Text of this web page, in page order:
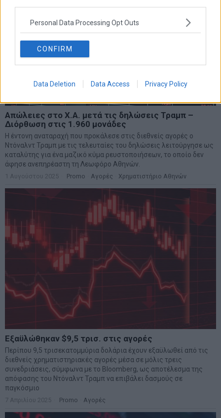
Personal Data Processing Opt Outs
CONFIRM
Data Deletion Data Access Privacy Policy
Απώλειες στο Χ.Α. μετά τις δηλώσεις Τραμπ –
Διόρθωση στις 1.960 μονάδες
Η έντονη αναταραχή που προκάλεσε στις διεθνείς αγορές ο
Ντόναλντ Τραμπ με τις τελευταίες του δηλώσεις λειτούργησε ως
καταλύτης για ένα μαζικό κύμα ρευστοποιήσεων, το οποίο δεν
άφησε ανεπηρέαστη τη Λεωφόρο Αθηνών.
1 Αυγούστου 2025 Promo Αγορές Χρηματιστήριο Αθηνών
Εξαϋλώθηκαν $9,5 τρισ. στις αγορές
Περίπου 9,5 τρισεκατομμύρια δολάρια έχουν εξαϋλωθεί από τις
διεθνείς χρηματιστηριακές αγορές μέσα σε μόλις τρεις
συνεδριάσεις, σύμφωνα με το Bloomberg, ως αποτέλεσμα της
απόφασης του Ντόναλντ Τραμπ να επιβάλει δασμούς σε
παγκόσμιο
7 Απριλίου 2025 Promo Αγορές